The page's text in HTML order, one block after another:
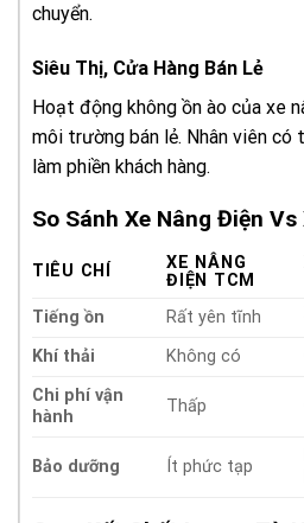
chuyển.
Siêu Thị, Cửa Hàng Bán Lẻ
Hoạt động không ồn ào của xe
môi trường bán lẻ. Nhân viên có
làm phiền khách hàng.
So Sánh Xe Nâng Điện Vs
TIÊU CHÍ
XE NÂNG
ĐIỆN TCM
Tiếng ồn
Rất yên tĩnh
Khí thải
Không có
Chi phí vận
hành
Thấp
Bảo dưỡng Ít phức tạp